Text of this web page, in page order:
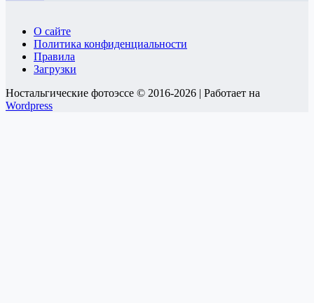
О сайте
Политика конфиденциальности
Правила
Загрузки
Ностальгические фотоэссе © 2016-2026 | Работает на
Wordpress